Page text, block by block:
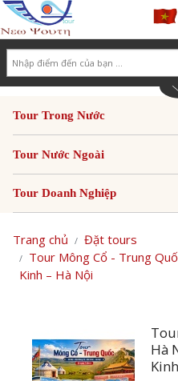
Tour Trong Nước
Tour Nước Ngoài
Tour Doanh Nghiệp
Trang chủ
Đặt tours
Tour Mông Cổ - Trung
Kinh – Hà Nội
Hà